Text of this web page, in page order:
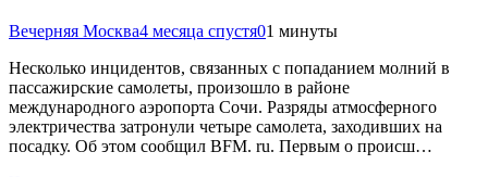
Вечерняя Москва4 месяца спустя01 минуты
Несколько инцидентов, связанных с попаданием молний в
пассажирские самолеты, произошло в районе
международного аэропорта Сочи. Разряды атмосферного
электричества затронули четыре самолета, заходивших на
посадку. Об этом сообщил BFM. ru. Первым о происш…